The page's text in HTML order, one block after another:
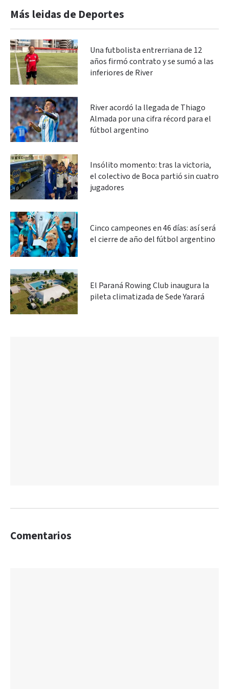
Más leidas de Deportes
Una futbolista entrerriana de 12
años firmó contrato y se sumó a las
inferiores de River
River acordó la llegada de Thiago
Almada por una cifra récord para el
fútbol argentino
Insólito momento: tras la victoria,
el colectivo de Boca partió sin cuatro
jugadores
Cinco campeones en 46 días: así será
el cierre de año del fútbol argentino
El Paraná Rowing Club inaugura la
pileta climatizada de Sede Yarará
Comentarios